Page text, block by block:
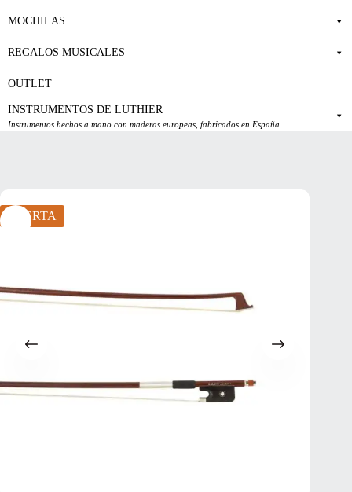
MOCHILAS
REGALOS MUSICALES
OUTLET
INSTRUMENTOS DE LUTHIER
Instrumentos hechos a mano con maderas europeas, fabricados en España.
OFERTA